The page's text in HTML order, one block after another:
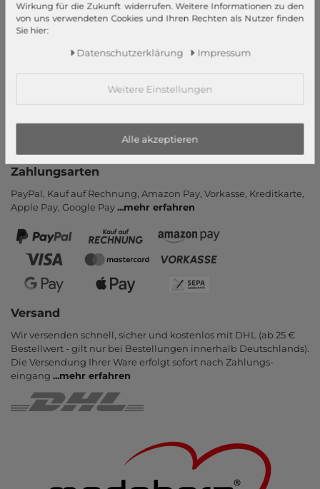
Informationen
Kontakt
Zahlungsarten
PayPal, Kauf auf Rechnung, Amazon Pay, Vor­kasse, Kredit­karte,
Apple Pay, Google Pay...mehr erfahren
Versand
Wir versenden schnell, sicher und kostenlos mit DHL (ab 25 €
Bestell­wert - gilt nur bei Bestel­lungen inner­halb Deutsch­lands).
Die Ver­sendung Ihrer Ware er­folgt sofort nach Zahlungs­
eingang ...mehr erfahren
Wirkung für die Zukunft widerrufen. Weitere Informationen zu den
von uns verwendeten Cookies und Ihren Rechten als Nutzer finden
Sie hier:
Daten­schutz­erklärung Impressum
Weitere Einstellungen
Alle akzeptieren